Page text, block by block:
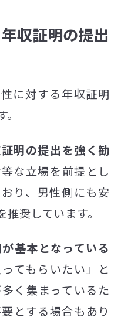
収証明の提出
に対する年収証明
明の提出を強く勧
な立場を前提とし
り、男性側にも安
奨しています。
基本となっている
てもらいたい」と
く集まっているた
とする場合もあり